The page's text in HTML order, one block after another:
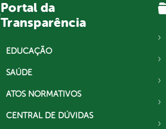
Portal da
Transparência
EDUCAÇÃO
SAÚDE
ATOS NORMATIVOS
CENTRAL DE DÚVIDAS